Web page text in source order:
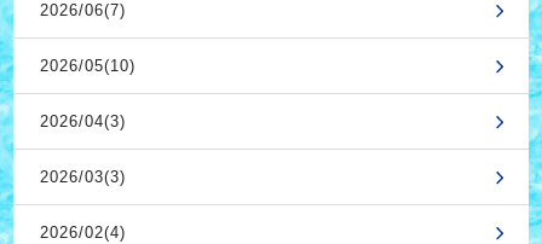
2026/06(7)
2026/05(10)
2026/04(3)
2026/03(3)
2026/02(4)